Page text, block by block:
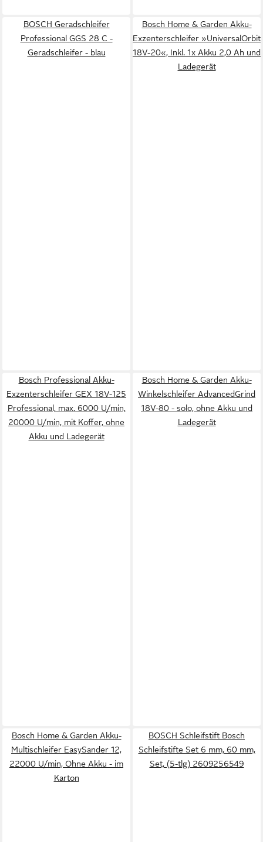
BOSCH Geradschleifer
Professional GGS 28 C -
Geradschleifer - blau
Bosch Home & Garden Akku-
Exzenterschleifer »UniversalOrbit
18V-20«, Inkl. 1x Akku 2,0 Ah und
Ladegerät
Bosch Professional Akku-
Exzenterschleifer GEX 18V-125
Professional, max. 6000 U/min,
20000 U/min, mit Koffer, ohne
Akku und Ladegerät
Bosch Home & Garden Akku-
Winkelschleifer AdvancedGrind
18V-80 - solo, ohne Akku und
Ladegerät
Bosch Home & Garden Akku-
Multischleifer EasySander 12,
22000 U/min, Ohne Akku - im
Karton
BOSCH Schleifstift Bosch
Schleifstifte Set 6 mm, 60 mm,
Set, (5-tlg) 2609256549